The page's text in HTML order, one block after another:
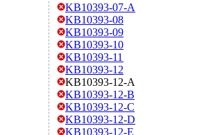
KB10393-07-A
KB10393-08
KB10393-09
KB10393-10
KB10393-11
KB10393-12
KB10393-12-A
KB10393-12-B
KB10393-12-C
KB10393-12-D
KB10393-12-E